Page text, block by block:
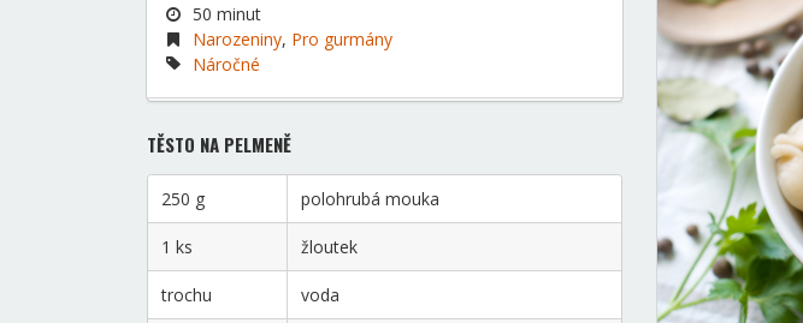
50 minut
Narozeniny, Pro gurmány
Náročné
TĚSTO NA PELMENĚ
250 g polohrubá mouka
1 ks žloutek
trochu voda